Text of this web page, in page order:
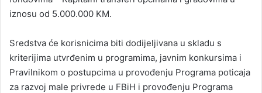
iznosu od 5.000.000 KM.
Sredstva će korisnicima biti dodijeljivana u skladu s
kriterijima utvrđenim u programima, javnim konkursima i
Pravilnikom o postupcima u provođenju Programa poticaja
za razvoj male privrede u FBiH i provođenju Programa